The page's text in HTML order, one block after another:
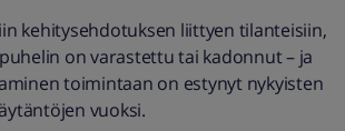
kehitysehdotuksen liittyen tilanteisiin,
on varastettu tai kadonnut – ja
toimintaan on estynyt nykyisten
vuoksi.